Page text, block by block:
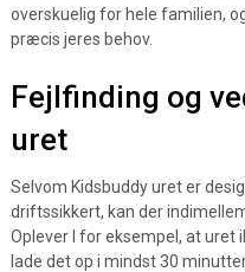
overskuelig for hele familien,
præcis jeres behov.
Fejlfinding og
uret
Selvom Kidsbuddy uret er
driftssikkert, kan der
Oplever I for eksempel, at
lade det op i mindst 30